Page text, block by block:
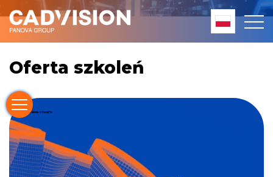
Oferta szkoleń
Szkolenia otwarte